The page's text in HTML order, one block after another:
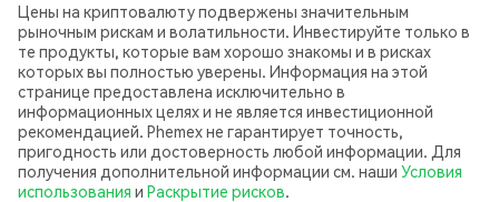
Цены на криптовалюту подвержены значительным
рыночным рискам и волатильности. Инвестируйте только в
те продукты, которые вам хорошо знакомы и в рисках
которых вы полностью уверены. Информация на этой
странице предоставлена исключительно в
информационных целях и не является инвестиционной
рекомендацией. Phemex не гарантирует точность,
пригодность или достоверность любой информации. Для
получения дополнительной информации см. наши Условия
использования и Раскрытие рисков.